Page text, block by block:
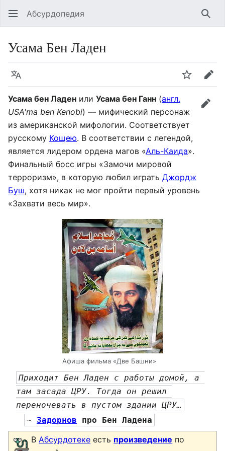
Абсурдопедия
Усама Бен Ладен
Язык
Усама бен Ладен или Усама бен Ганн (англ.
USA'ma ben Kenobi) — мифический персонаж
из американской мифологии. Соответствует
русскому Кощею. В соответствии с легендой,
является лидером ордена магов «Аль-Каида».
Финальный босс игры «Замочи мировой
терроризм», в которую любил играть Джордж
Буш, хотя никак не мог пройти первый уровень
«Захвати весь мир».
Афиша фильма «Две Башни»
Приходит Бен Ладен с работы домой, а
там засада ЦРУ. Тогда он решил
переночевать в пустом здании ЦРУ…
~ Задорнов про Бен Ладена
В Абсурдотеке есть произведение по